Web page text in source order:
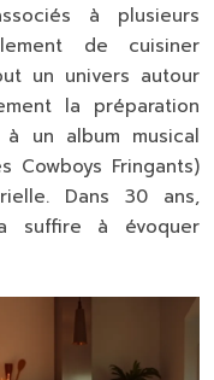
à plusieurs
de cuisiner
un univers autour
la préparation
un album musical
Cowboys Fringants)
Dans 30 ans,
suffire à évoquer